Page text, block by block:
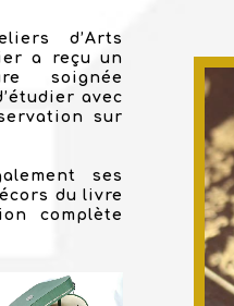
d’Arts
a reçu un
soignée
avec
sur
ses
du livre
complète